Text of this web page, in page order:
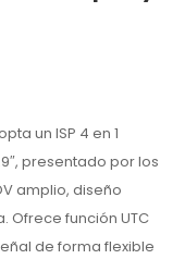
un ISP 4 en 1
presentado por los
amplio, diseño
Ofrece función UTC
de forma flexible